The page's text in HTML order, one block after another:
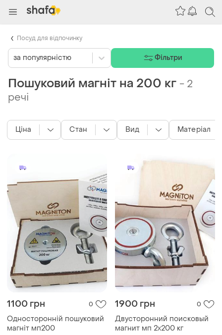
Пошуковий магніт на 200 кг - 2
речі
1100 грн 0
Односторонній пошуковий
магніт мп200
1900 грн 0
Двусторонний поисковый
магнит мп 2x200 кг
Ціна Стан Вид Матеріал
за популярністю Фільтри
Посуд для відпочинку